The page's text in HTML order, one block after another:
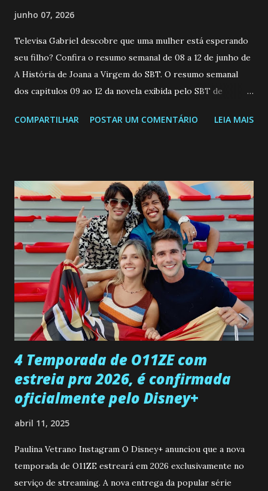
junho 07, 2026
Televisa Gabriel descobre que uma mulher está esperando
seu filho? Confira o resumo semanal de 08 a 12 de junho de
A História de Joana a Virgem do SBT. O resumo semanal
dos capitulos 09 ao 12 da novela exibida pelo SBT de
a Programação Semanal do SBT de 08/06/26 a 14/06/26
confessa a Gabriel que ele demonstrou ser o tipo de
pessoa que ela tanto desejou durante toda a vida. Camila
entra no quarto de Gabriel e imagina como seria o
encontro deles, quando conseguir seduzi-lo. Manuel avisa a
Paula sobre a suposta infidelidade de Gabriel com Joana.
Rogerio consegue se livrar de todas as suspeitas pelo
desaparecimento de Francisco, apontando que ele poderia
ter sido vítima da fúria de Gabriel. Artur informa a Gabriel
que a clínica inseminou por engano outra paciente, que está
...
COMPARTILHAR POSTAR UM COMENTÁRIO LEIA MAIS
4 Temporada de O11ZE com
estreia pra 2026, é confirmada
oficialmente pelo Disney+
abril 11, 2025
Paulina Vetrano Instagram O Disney+ anunciou que a nova
temporada de O11ZE estreará em 2026 exclusivamente no
serviço de streaming. A nova entrega da popular série